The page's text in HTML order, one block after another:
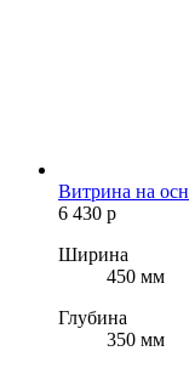
Витрина на
6 430 р
Ширина
450 мм
Глубина
350 мм